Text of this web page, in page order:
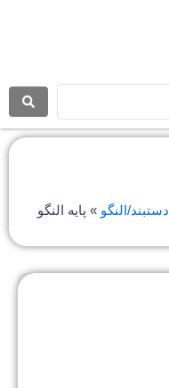
دستبند/النگو » پایه النگو